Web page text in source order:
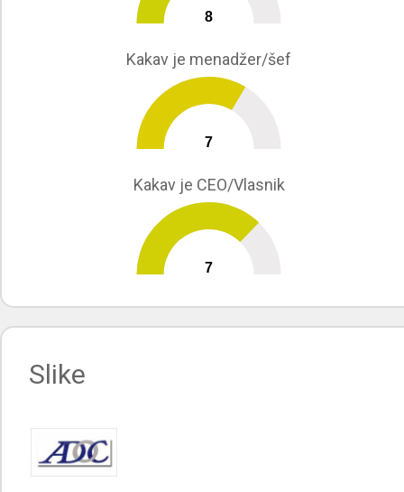
8
Kakav je menadžer/šef
7
Kakav je CEO/Vlasnik
7
Slike